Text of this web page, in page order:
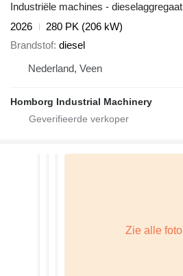
Industriële machines - dieselaggregaat
2026
280 PK (206 kW)
Brandstof diesel
Nederland, Veen
Homborg Industrial Machinery